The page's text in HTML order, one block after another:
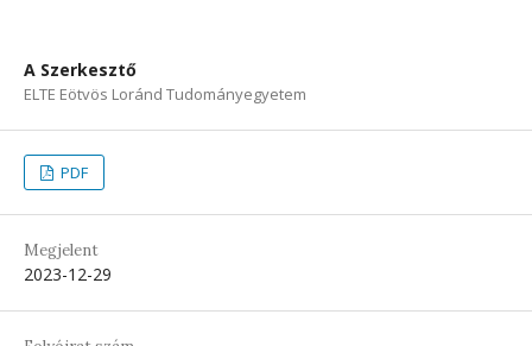
A Szerkesztő
ELTE Eötvös Loránd Tudományegyetem
PDF
Megjelent
2023-12-29